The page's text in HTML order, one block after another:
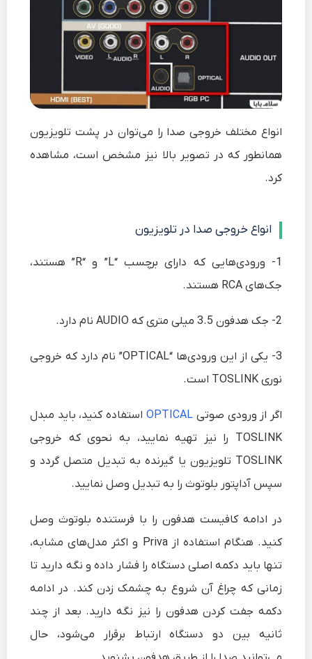
انواع مختلف خروجی صدا را می‌توان در پشت تلویزیون
همانطور که در تصویر بالا نیز مشخص است، مشاهده
کرد.
انواع خروجی صدا در تلویزیون
1-
ورودی‌هایی که دارای برچسب “L” و “R” هستند،
جک‌های RCA هستند.
2- جک هدفون 3.5 میلی متری که AUDIOنام دارد.
3- یکی از این ورودی‌ها “OPTICAL” نام دارد که خروجی
نوری TOSLINK است.
اگر از ورودی صوتی OPTICAL استفاده کنید، باید مبدل
TOSLINK را نیز تهیه نمایید، به نحوی که خروجی
TOSLINK تلویزیون یا گیرنده به تبدیل متصل گردد و
سپس آداپتور بلوتوث را به تبدیل وصل نمایید.
در ادامه کافیست هدفون را با فرستنده‌ بلوتوث وصل
کنید. هنگام استفاده از Priva و اکثر مدل‌‌های مشابه،
تنها باید دکمه‌ اصلی دستگاه را فشار داده و نگه دارید تا
زمانی که چراغ آن شروع به چشمک زدن کند. در ادامه
دکمه‌ جفت کردن هدفون را نیز نگه دارید. بعد از چند
ثانیه بین دو دستگاه ارتباط برقرار می‌شود، حال